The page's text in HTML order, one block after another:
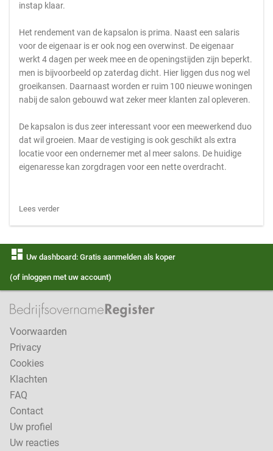
instap klaar.
Het rendement van de kapsalon is prima. Naast een salaris
voor de eigenaar is er ook nog een overwinst. De eigenaar
werkt 4 dagen per week mee en de openingstijden zijn beperkt.
men is bijvoorbeeld op zaterdag dicht. Hier liggen dus nog wel
groeikansen. Daarnaast worden er ruim 100 nieuwe woningen
nabij de salon gebouwd wat zeker meer klanten zal opleveren.
De kapsalon is dus zeer interessant voor een meewerkend duo
dat wil groeien. Maar de vestiging is ook geschikt als extra
locatie voor een ondernemer met al meer salons. De huidige
eigenaresse kan zorgdragen voor een nette overdracht.
Lees verder
dashboard Uw dashboard: Gratis aanmelden als koper
(of inloggen met uw account)
Voorwaarden
Privacy
Cookies
Klachten
FAQ
Contact
Uw profiel
Uw reacties